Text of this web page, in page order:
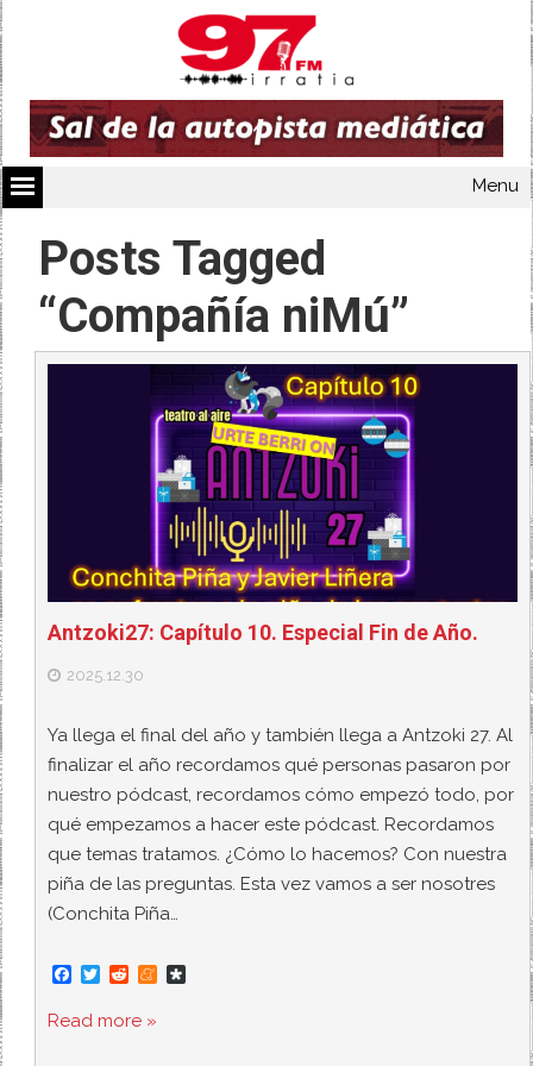
Menu
Posts Tagged
“Compañía niMú”
Antzoki27: Capítulo 10. Especial Fin de Año.
2025.12.30
Ya llega el final del año y también llega a Antzoki 27. Al
finalizar el año recordamos qué personas pasaron por
nuestro pódcast, recordamos cómo empezó todo, por
qué empezamos a hacer este pódcast. Recordamos
que temas tratamos. ¿Cómo lo hacemos? Con nuestra
piña de las preguntas. Esta vez vamos a ser nosotres
(Conchita Piña…
F
c
e
T
i
t
R
d
d
M
Read more »